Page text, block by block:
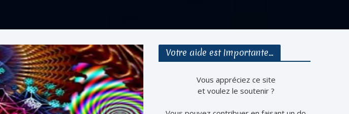
Votre aide est Importante…
Vous appréciez ce site
et voulez le soutenir ?